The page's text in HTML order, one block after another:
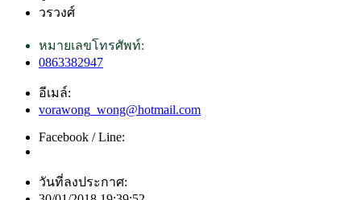
วรวงศ์
หมายเลขโทรศัพท์:
0863382947
อีเมล์:
vorawong_wong@hotmail.com
Facebook / Line:
วันที่ลงประกาศ: